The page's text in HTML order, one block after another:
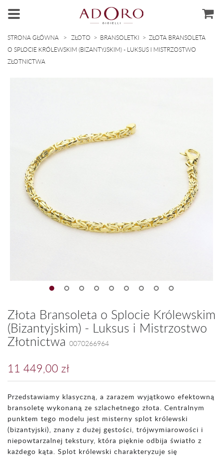
STRONA GŁÓWNA > ZŁOTO > BRANSOLETKI > ZŁOTA BRANSOLETA
O SPLOCIE KRÓLEWSKIM (BIZANTYJSKIM) - LUKSUS I MISTRZOSTWO
ZŁOTNICTWA
Złota Bransoleta o Splocie Królewskim
(Bizantyjskim) - Luksus i Mistrzostwo
Złotnictwa 0070266964
11 449,00 zł
Przedstawiamy klasyczną, a zarazem wyjątkowo efektowną
bransoletę wykonaną ze szlachetnego złota. Centralnym
punktem tego modelu jest misterny splot królewski
(bizantyjski), znany z dużej gęstości, trójwymiarowości i
niepowtarzalnej tekstury, która pięknie odbija światło z
każdego kąta. Splot królewski charakteryzuje się